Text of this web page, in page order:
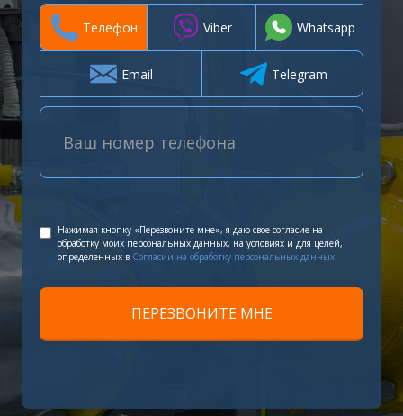
Телефон Viber Whatsapp
Email Telegram
Нажимая кнопку «Перезвоните мне», я даю свое согласие на
обработку моих персональных данных, на условиях и для целей,
определенных в Согласии на обработку персональных данных